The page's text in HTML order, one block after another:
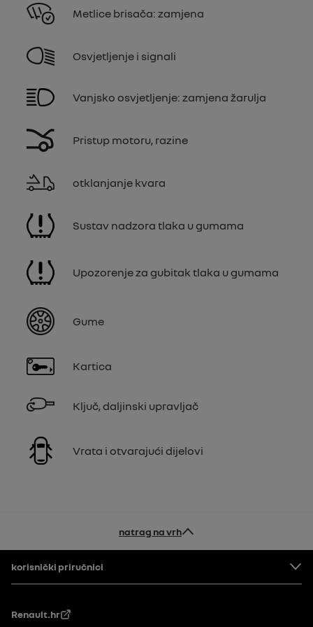
Metlice brisača: zamjena
Osvjetljenje i signali
Vanjsko osvjetljenje: zamjena žarulja
Pristup motoru, razine
otklanjanje kvara
Sustav nadzora tlaka u gumama
Upozorenje za gubitak tlaka u gumama
Gume
Kartica
Ključ, daljinski upravljač
Vrata i otvarajući dijelovi
natrag na vrh
Podnožje
korisnički priručnici
Renault.hr